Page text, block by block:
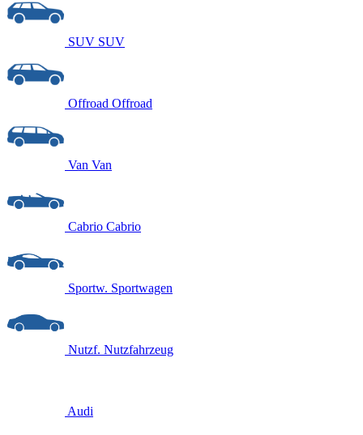
SUV SUV
Offroad Offroad
Van Van
Cabrio Cabrio
Sportw. Sportwagen
Nutzf. Nutzfahrzeug
Audi